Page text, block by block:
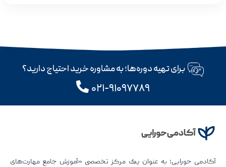
برای تهیه دوره‌ها؛ به مشاوره خرید احتیاج دارید؟
۰۲۱-۹۱۰۹۷۷۸۹
آکادمی حورایی؛ به عنوان یک مرکز تخصصی «آموزش جامع مهارت‌های